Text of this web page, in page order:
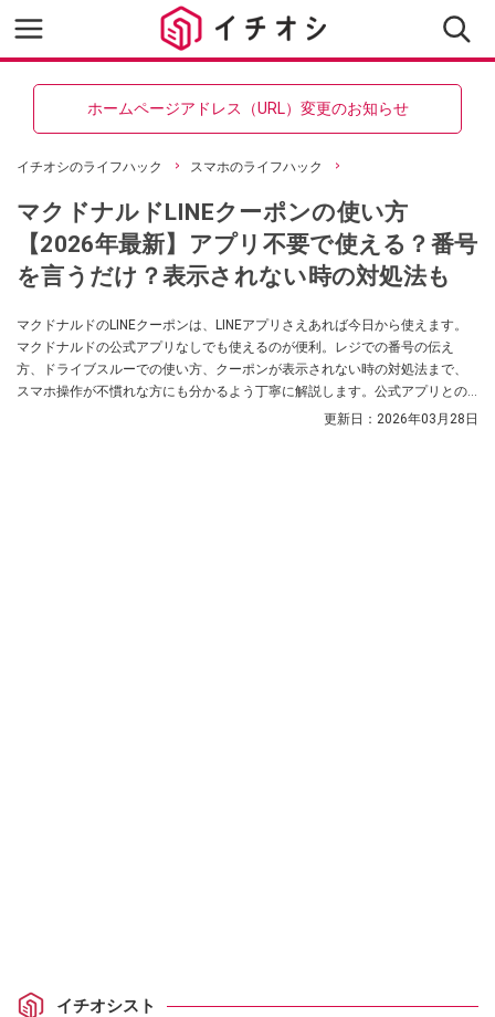
ホームページアドレス（URL）変更のお知らせ
イチオシのライフハック スマホのライフハック
マクドナルドLINEクーポンの使い方
【2026年最新】アプリ不要で使える？番号
を言うだけ？表示されない時の対処法も
マクドナルドのLINEクーポンは、LINEアプリさえあれば今日から使えます。
マクドナルドの公式アプリなしでも使えるのが便利。レジでの番号の伝え
方、ドライブスルーでの使い方、クーポンが表示されない時の対処法まで、
スマホ操作が不慣れな方にも分かるよう丁寧に解説します。公式アプリとの
更新日： 2026年03月28日
イチオシスト